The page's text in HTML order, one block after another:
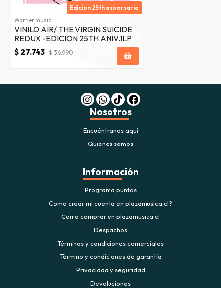
Edicion 25th aniversario
Warner music
VINILO AIR/ THE VIRGIN SUICIDE
REDUX -EDICION 25TH ANIV.1LP
$ 27.743 $ 36.990
Nosotros
Encuéntranos aquí
Quienes somos
Información
Programa puntos
Como crear mi cuenta en plazamusica.cl?
Como comprar en plazamusica.cl
Despachos
Términos y condiciones comerciales
Término y condiciones de garantía
Privacidad y seguridad
Devoluciones